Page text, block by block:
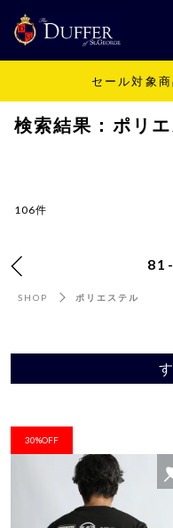
セール対象
ポリエステル
検索結果：ポリ
106件
SHOP ポリエステル
30%OFF